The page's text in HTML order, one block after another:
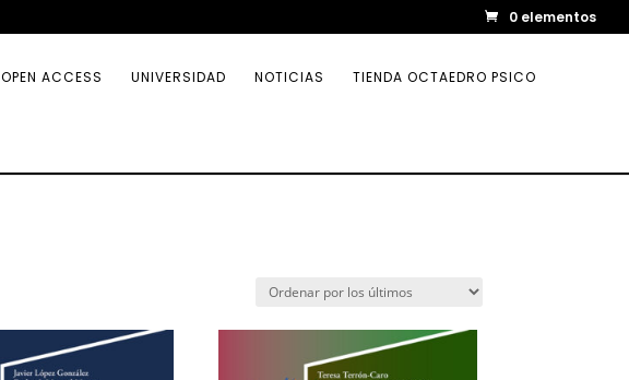
0 elementos
OPEN ACCESS UNIVERSIDAD NOTICIAS TIENDA OCTAEDRO PSICO